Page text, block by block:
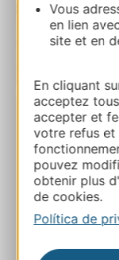
Vous
en lien
site et en
En cliquant
acceptez
accepter et
votre refus et
pouvez
obtenir plus
de cookies.
Política de
Gîte
Ruta y